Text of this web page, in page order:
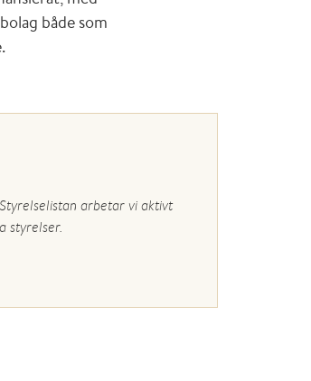
både som
arbetar vi aktivt
styrelser.